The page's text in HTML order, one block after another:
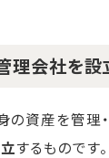
理会社を設
の資産を管理
するものです